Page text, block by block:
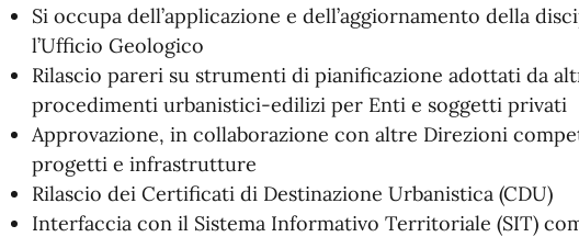
Si occupa dell’applicazione e dell’aggiornamento della
l’Ufficio Geologico
Rilascio pareri su strumenti di pianificazione adottati da
procedimenti urbanistici-edilizi per Enti e soggetti privati
Approvazione, in collaborazione con altre Direzioni
progetti e infrastrutture
Rilascio dei Certificati di Destinazione Urbanistica (CDU)
Interfaccia con il Sistema Informativo Territoriale (SIT)